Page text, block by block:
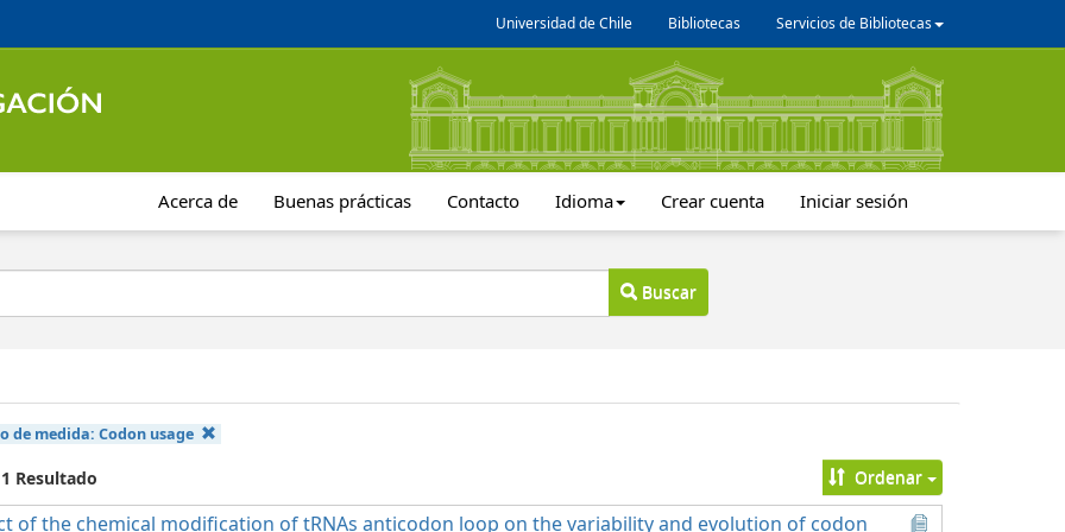
Universidad de Chile Bibliotecas Servicios de Bibliotecas
Acerca de Buenas prácticas Contacto Idioma Crear cuenta Iniciar sesión
Buscar
de medida: Codon usage
Resultado Ordenar
of the chemical modification of tRNAs anticodon loop on the variability and evolution of codon